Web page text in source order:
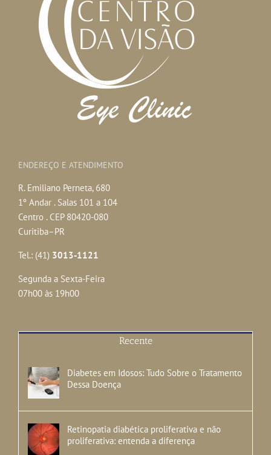
ENDEREÇO E ATENDIMENTO
R. Emiliano Perneta, 680
1º Andar . Salas 101 a 104
Centro . CEP 80420-080
Curitiba–PR
Tel.: (41) 3013-1121
Segunda a Sexta-Feira
07h00 às 19h00
Recente
Diabetes em Idosos: Tudo Sobre o Tratamento
Dessa Doença
Retinopatia diabética proliferativa e não
proliferativa: entenda a diferença